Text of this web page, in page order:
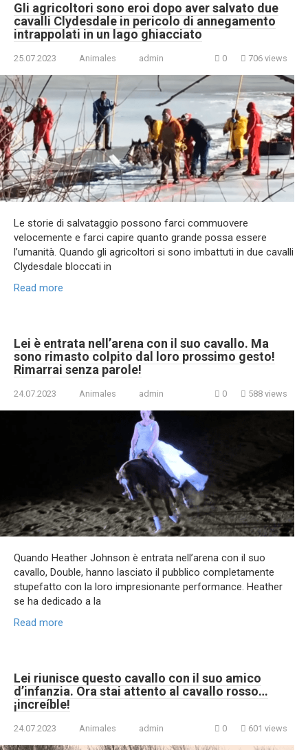
Gli agricoltori sono eroi dopo aver salvato due
cavalli Clydesdale in pericolo di annegamento
intrappolati in un lago ghiacciato
25.07.2023 Animales admin 0 706 views
Le storie di salvataggio possono farci commuovere
velocemente e farci capire quanto grande possa essere
l’umanità. Quando gli agricoltori si sono imbattuti in due cavalli
Clydesdale bloccati in
Read more
Lei è entrata nell’arena con il suo cavallo. Ma
sono rimasto colpito dal loro prossimo gesto!
Rimarrai senza parole!
24.07.2023 Animales admin 0 588 views
Quando Heather Johnson è entrata nell’arena con il suo
cavallo, Double, hanno lasciato il pubblico completamente
stupefatto con la loro impresionante performance. Heather
se ha dedicado a la
Read more
Lei riunisce questo cavallo con il suo amico
d’infanzia. Ora stai attento al cavallo rosso…
¡increíble!
24.07.2023 Animales admin 0 601 views